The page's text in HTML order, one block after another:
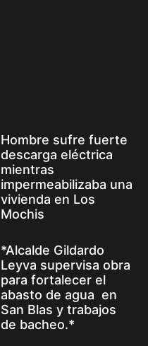
Hombre sufre fuerte
descarga eléctrica
mientras
impermeabilizaba una
vivienda en Los
Mochis
*Alcalde Gildardo
Leyva supervisa obra
para fortalecer el
abasto de agua en
San Blas y trabajos
de bacheo.*